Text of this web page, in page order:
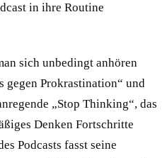
in ihre Routine
sich unbedingt anhören
gegen Prokrastination“ und
„Stop Thinking“, das
Denken Fortschritte
Podcasts fasst seine